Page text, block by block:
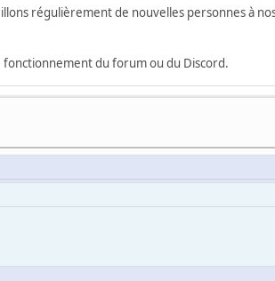
régulièrement de nouvelles personnes à
fonctionnement du forum ou du Discord.